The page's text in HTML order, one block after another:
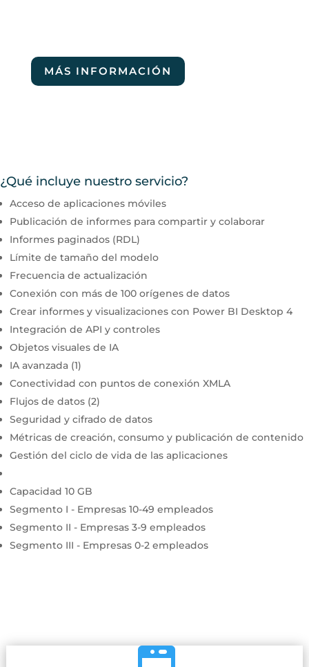
MÁS INFORMACIÓN
¿Qué incluye nuestro servicio?
Acceso de aplicaciones móviles
Publicación de informes para compartir y colaborar
Informes paginados (RDL)
Límite de tamaño del modelo
Frecuencia de actualización
Conexión con más de 100 orígenes de datos
Crear informes y visualizaciones con Power BI Desktop 4
Integración de API y controles
Objetos visuales de IA
IA avanzada (1)
Conectividad con puntos de conexión XMLA
Flujos de datos (2)
Seguridad y cifrado de datos
Métricas de creación, consumo y publicación de contenido
Gestión del ciclo de vida de las aplicaciones
Capacidad 10 GB
Segmento I - Empresas 10-49 empleados
Segmento II - Empresas 3-9 empleados
Segmento III - Empresas 0-2 empleados